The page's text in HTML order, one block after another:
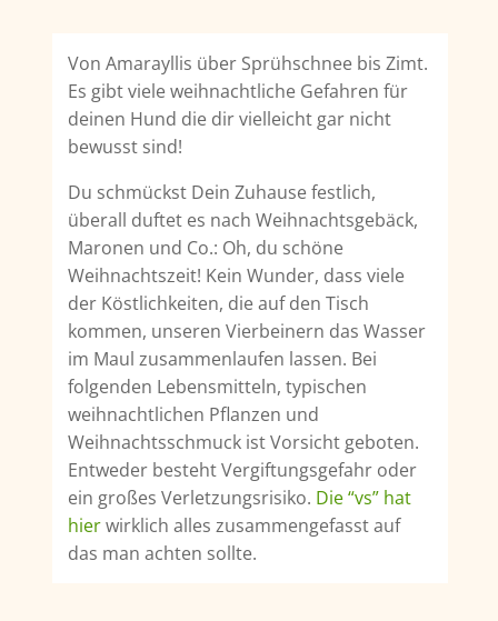
Von Amarayllis über Sprühschnee bis Zimt.
Es gibt viele weihnachtliche Gefahren für
deinen Hund die dir vielleicht gar nicht
bewusst sind!
Du schmückst Dein Zuhause festlich,
überall duftet es nach Weihnachtsgebäck,
Maronen und Co.: Oh, du schöne
Weihnachtszeit! Kein Wunder, dass viele
der Köstlichkeiten, die auf den Tisch
kommen, unseren Vierbeinern das Wasser
im Maul zusammenlaufen lassen. Bei
folgenden Lebensmitteln, typischen
weihnachtlichen Pflanzen und
Weihnachtsschmuck ist Vorsicht geboten.
Entweder besteht Vergiftungsgefahr oder
ein großes Verletzungsrisiko. Die “vs” hat
hierwirklich alles zusammengefasst auf
das man achten sollte.